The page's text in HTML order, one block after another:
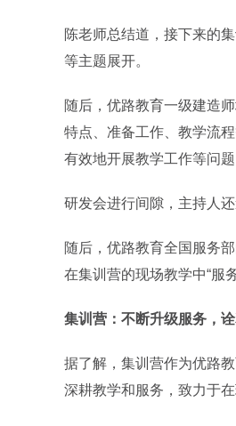
陈老师总结道，接下来的
等主题展开。
随后，优路教育一级建造
特点、准备工作、教学流
有效地开展教学工作等问题
研发会进行间隙，主持人
随后，优路教育全国服务
在集训营的现场教学中“服
集训营：不断升级服务，
据了解，集训营作为优路
深耕教学和服务，致力于